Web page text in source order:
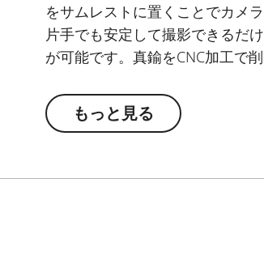
をサムレストに置くことでカメ
片手でも安定して撮影できるだ
が可能です。真鍮をCNC加工で
もっと見る